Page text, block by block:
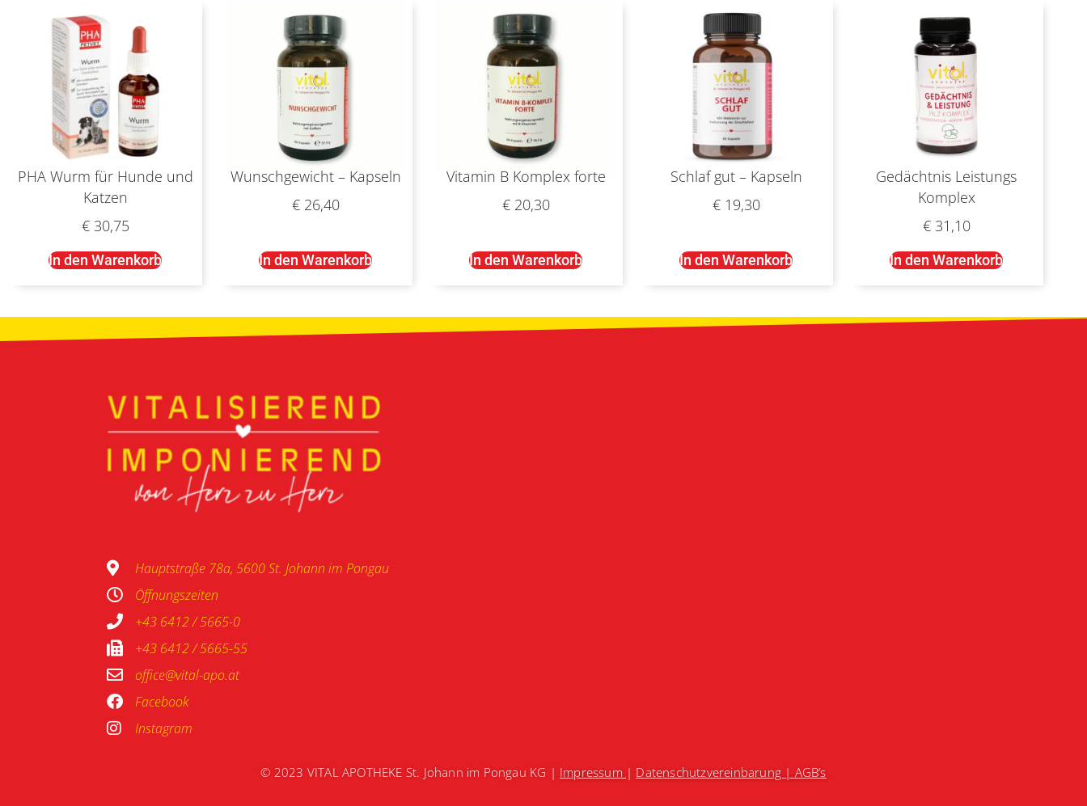
PHA Wurm für Hunde und
Katzen
€30,75
In den Warenkorb
Wunschgewicht – Kapseln
€26,40
In den Warenkorb
Vitamin B Komplex forte
€20,30
In den Warenkorb
Schlaf gut – Kapseln
€19,30
In den Warenkorb
Gedächtnis Leistungs
Komplex
€31,10
In den Warenkorb
Hauptstraße 78a, 5600 St. Johann im Pongau
Öffnungszeiten
+43 6412 / 5665-0
+43 6412 / 5665-55
office@vital-apo.at
Facebook
Instagram
© 2023 VITAL APOTHEKE St. Johann im Pongau KG | Impressum | Datenschutzvereinbarung | AGB’s